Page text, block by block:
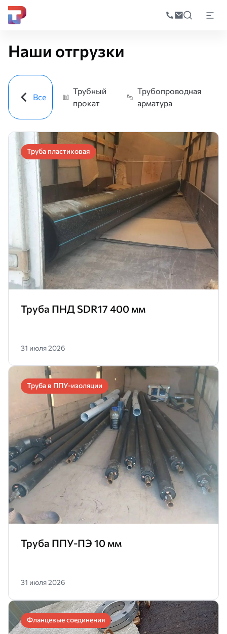
по
Главная
Наши отгрузки
Все
Трубный
прокат
Трубопроводная
арматура
Труба пластиковая
Труба ПНД SDR17 400 мм
31 июля 2026
Труба в ППУ-изоляции
Труба ППУ-ПЭ 10 мм
31 июля 2026
Фланцевые соединения